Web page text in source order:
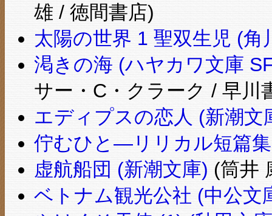
雄 / 徳間書店)
太陽の世界 1 聖双生児 (角
渇きの海 (ハヤカワ文庫
サー・C・クラーク / 早川
エディプスの恋人 (新潮文
佇むひと―リリカル短篇
虚航船団 (新潮文庫) (筒井
ベトナム観光公社 (中公文